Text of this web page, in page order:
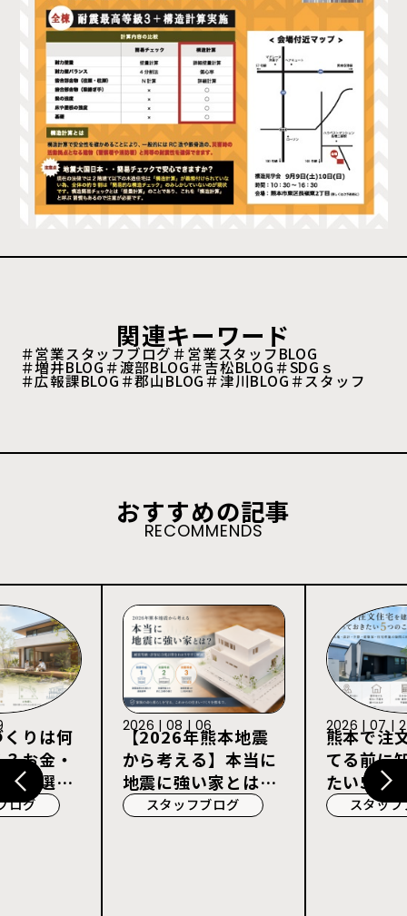
関連キーワード
＃営業スタッフブログ＃営業スタッフBLOG
＃増井BLOG＃渡部BLOG＃吉松BLOG＃SDGｓ
＃広報課BLOG＃郡山BLOG＃津川BLOG＃スタッフ
おすすめの記事
RECOMMENDS
りは何
お金・
社選び
ログ
【2026年熊本地震
から考える】本当に
地震に強い家とは？
耐震等級3・許容応
スタッフブログ
2026 | 08 | 06
熊本で注
てる前に
たい5つ
スタッ
2026 | 07 |